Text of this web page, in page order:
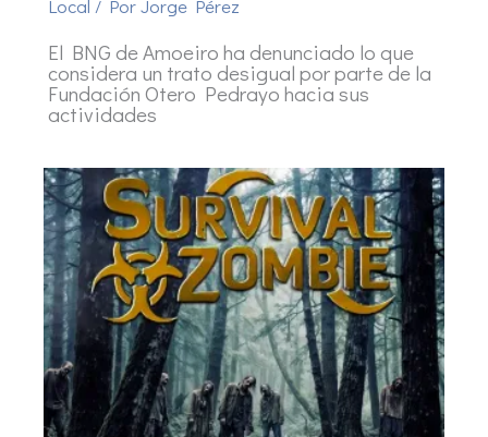
Local / PorJorge Pérez
El BNG de Amoeiro ha denunciado lo que
considera un trato desigual por parte de la
Fundación Otero Pedrayo hacia sus
actividades